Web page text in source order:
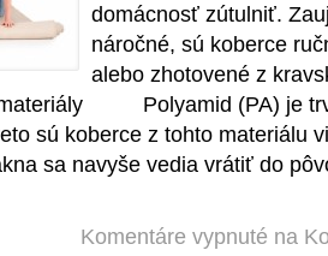
domácnosť zútulniť.
náročné, sú koberce
alebo zhotovené z
Polyamid (PA) je
sú koberce z tohto materiálu
sa navyše vedia vrátiť do
Komentáre vypnuté na